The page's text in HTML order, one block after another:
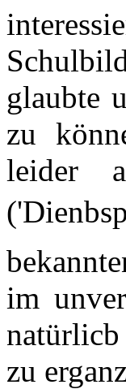
glaubte
zu
leider
im
natürlicb
zu